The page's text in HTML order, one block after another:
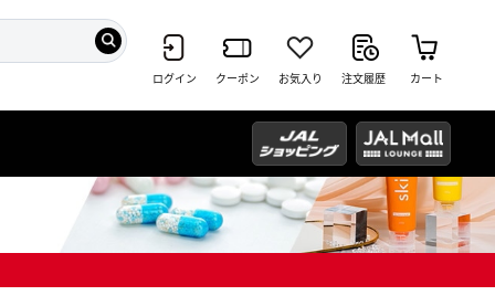
ログイン クーポン お気入り 注文履歴 カート